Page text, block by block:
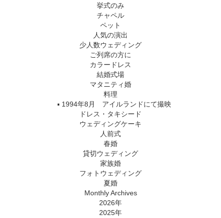
挙式のみ
チャペル
ペット
人気の演出
少人数ウェディング
ご列席の方に
カラードレス
結婚式場
マタニティ婚
料理
▪ 1994年8月 アイルランドにて撮映
ドレス・タキシード
ウェディングケーキ
人前式
春婚
貸切ウェディング
家族婚
フォトウェディング
夏婚
Monthly Archives
2026年
2025年